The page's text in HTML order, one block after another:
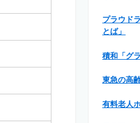
プラウド
とば」
積和「グ
東急の高
有料老人